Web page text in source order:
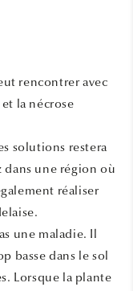
rencontrer avec
la nécrose
solutions restera
dans une région où
réaliser
une maladie. Il
basse dans le sol
Lorsque la plante